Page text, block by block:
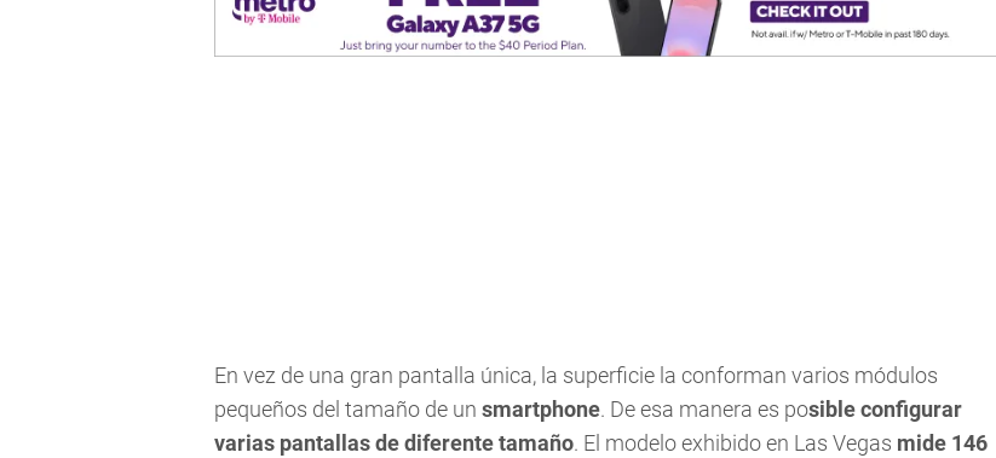
En vez de una gran pantalla única, la superficie la conforman varios módulos
pequeños del tamaño de un smartphone. De esa manera es posible configurar
varias pantallas de diferente tamaño. El modelo exhibido en Las Vegas mide 146